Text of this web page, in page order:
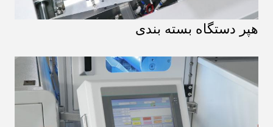
هپر دستگاه بسته بندی